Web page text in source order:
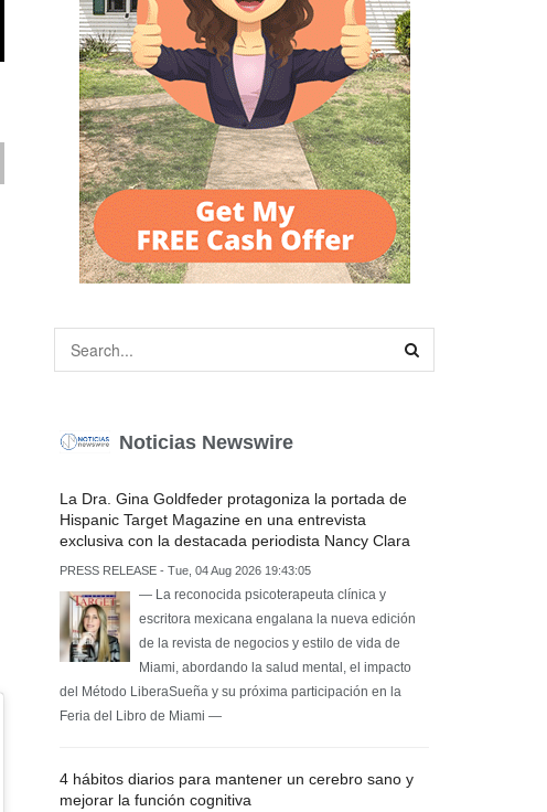
Noticias Newswire
La Dra. Gina Goldfeder protagoniza la portada de
Hispanic Target Magazine en una entrevista
exclusiva con la destacada periodista Nancy Clara
PRESS RELEASE - Tue, 04 Aug 2026 19:43:05
— La reconocida psicoterapeuta clínica y
escritora mexicana engalana la nueva edición
de la revista de negocios y estilo de vida de
Miami, abordando la salud mental, el impacto
del Método LiberaSueña y su próxima participación en la
Feria del Libro de Miami —
4 hábitos diarios para mantener un cerebro sano y
mejorar la función cognitiva